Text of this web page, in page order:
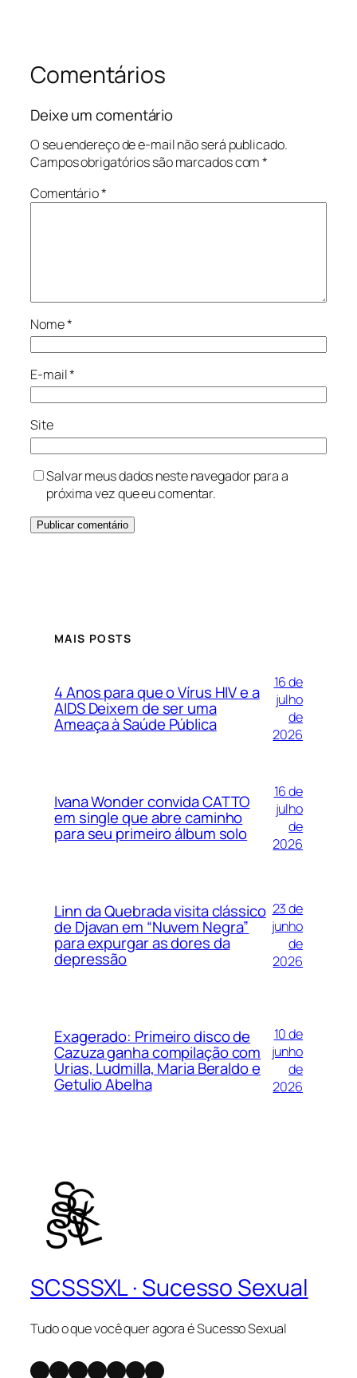
Comentários
Deixe um comentário
O seu endereço de e-mail não será publicado.
Campos obrigatórios são marcados com*
Comentário*
Nome*
E-mail*
Site
Salvar meus dados neste navegador para a
próxima vez que eu comentar.
MAIS POSTS
4 Anos para que o Vírus HIV e a
AIDS Deixem de ser uma
Ameaça à Saúde Pública
16 de
julho
de
2026
Ivana Wonder convida CATTO
em single que abre caminho
para seu primeiro álbum solo
16 de
julho
de
2026
Linn da Quebrada visita clássico
de Djavan em “Nuvem Negra”
para expurgar as dores da
depressão
23 de
junho
de
2026
Exagerado: Primeiro disco de
Cazuza ganha compilação com
Urias, Ludmilla, Maria Beraldo e
Getulio Abelha
10 de
junho
de
2026
SCSSSXL · Sucesso Sexual
Tudo o que você quer agora é Sucesso Sexual
InstagramX Facebook Youtube SoundCloud TelegramWhatsApp